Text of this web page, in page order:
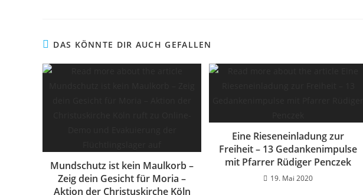
DAS KÖNNTE DIR AUCH GEFALLEN
Mundschutz ist kein Maulkorb –
Zeig dein Gesicht für Moria –
Aktion der Christuskirche Köln
Eine Rieseneinladung zur
Freiheit – 13 Gedankenimpulse
mit Pfarrer Rüdiger Penczek
19. Mai 2020